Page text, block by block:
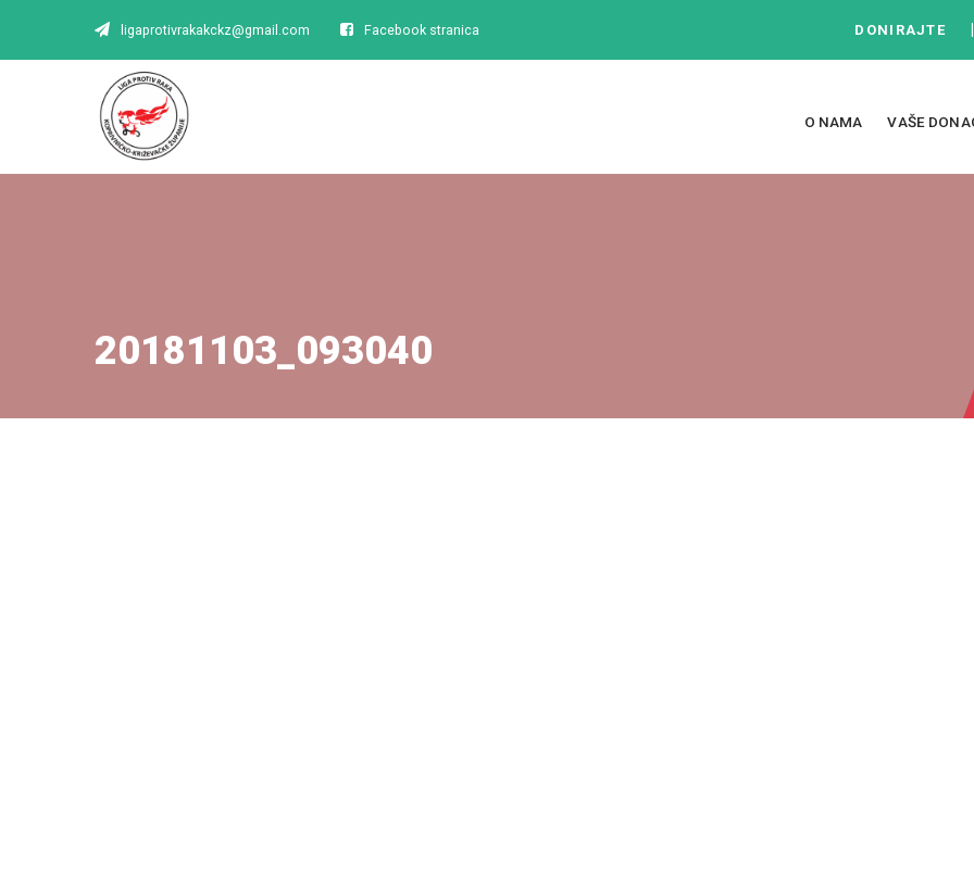
ligaprotivrakakckz@gmail.com Facebook stranica DONIRAJTE
O NAMA VAŠE
20181103_093040